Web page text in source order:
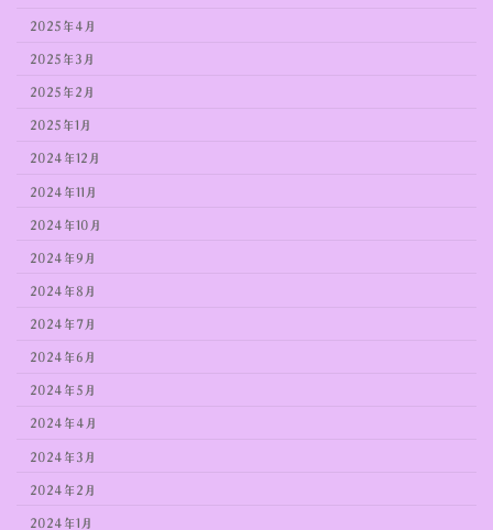
2025年4月
2025年3月
2025年2月
2025年1月
2024年12月
2024年11月
2024年10月
2024年9月
2024年8月
2024年7月
2024年6月
2024年5月
2024年4月
2024年3月
2024年2月
2024年1月